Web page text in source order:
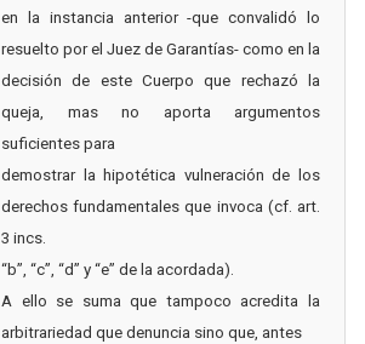
en la instancia anterior -que convalidó lo
resuelto por el Juez de Garantías- como en la
decisión de este Cuerpo que rechazó la
queja, mas no aporta argumentos
suficientes para
demostrar la hipotética vulneración de los
derechos fundamentales que invoca (cf. art.
3 incs.
“b”, “c”, “d” y “e” de la acordada).
A ello se suma que tampoco acredita la
arbitrariedad que denuncia sino que, antes